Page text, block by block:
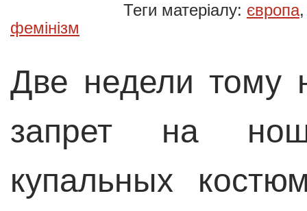
Теги матеріалу: європа
фемінізм
Две недели тому
запрет на
купальных